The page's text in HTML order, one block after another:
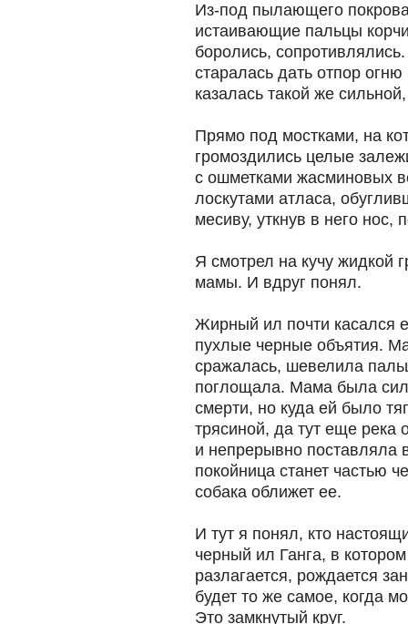
Из-под пылающего
истаивающие пальцы
боролись,
старалась дать отпор
казалась такой же
Прямо под мостками, на
громоздились целые
с ошметками жасминовых
лоскутами атласа,
месиву, уткнув в него нос,
Я смотрел на кучу жидкой
мамы. И вдруг понял.
Жирный ил почти касался
пухлые черные объятия.
сражалась, шевелила
поглощала. Мама была
смерти, но куда ей было
трясиной, да тут еще река
и непрерывно поставляла
покойница станет частью
собака оближет ее.
И тут я понял, кто
черный ил Ганга, в
разлагается, рождается
будет то же самое, когда
Это замкнутый круг.